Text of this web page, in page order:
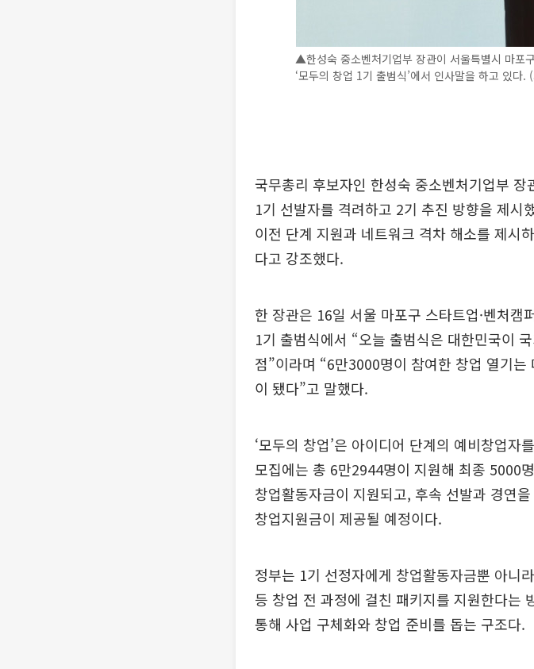
▲한성숙 중소벤처기업부 장관이 서울특별시 마포
‘모두의 창업 1기 출범식’에서 인사말을 하고 있다.
국무총리 후보자인 한성숙 중소벤처기업부 장
1기 선발자를 격려하고 2기 추진 방향을 제
이전 단계 지원과 네트워크 격차 해소를 제시
다고 강조했다.
한 장관은 16일 서울 마포구 스타트업·벤처캠
1기 출범식에서 “오늘 출범식은 대한민국이
점”이라며 “6만3000명이 참여한 창업 열기
이 됐다”고 말했다.
‘모두의 창업’은 아이디어 단계의 예비창업
모집에는 총 6만2944명이 지원해 최종 5000
창업활동자금이 지원되고, 후속 선발과 경연
창업지원금이 제공될 예정이다.
정부는 1기 선정자에게 창업활동자금뿐 아
등 창업 전 과정에 걸친 패키지를 지원한다는
통해 사업 구체화와 창업 준비를 돕는 구조다.